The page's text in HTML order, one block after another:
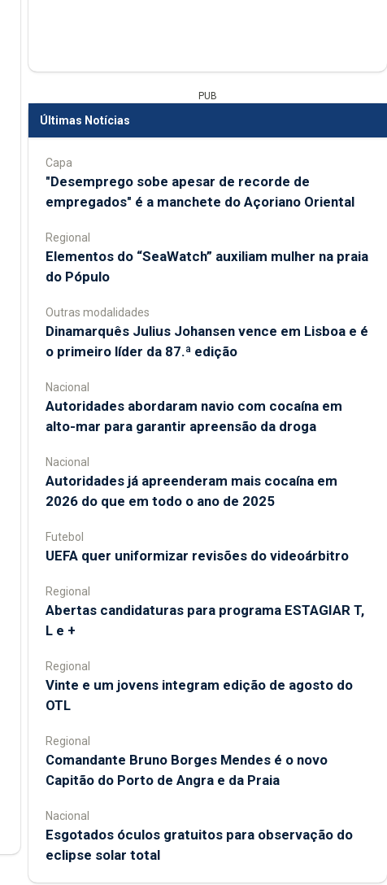
PUB
Últimas Notícias
Capa
"Desemprego sobe apesar de recorde de
empregados" é a manchete do Açoriano Oriental
Regional
​Elementos do “SeaWatch” auxiliam mulher na praia
do Pópulo
Outras modalidades
Dinamarquês Julius Johansen vence em Lisboa e é
o primeiro líder da 87.ª edição
Nacional
Autoridades abordaram navio com cocaína em
alto-mar para garantir apreensão da droga
Nacional
Autoridades já apreenderam mais cocaína em
2026 do que em todo o ano de 2025
Futebol
UEFA quer uniformizar revisões do videoárbitro
Regional
Abertas candidaturas para programa ESTAGIAR T,
L e +
Regional
Vinte e um jovens integram edição de agosto do
OTL
Regional
Comandante Bruno Borges Mendes é o novo
Capitão do Porto de Angra e da Praia
Nacional
Esgotados óculos gratuitos para observação do
eclipse solar total